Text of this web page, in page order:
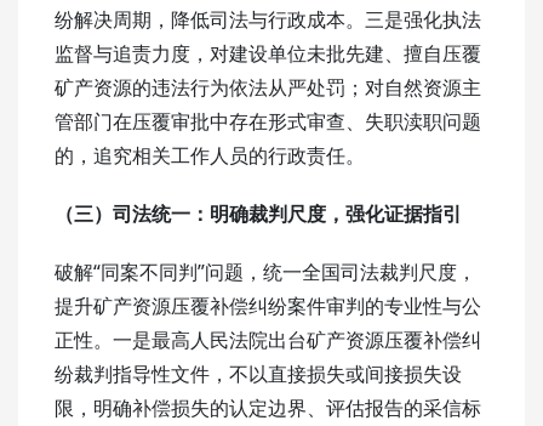
纷解决周期，降低司法与行政成本。三是强化执法
监督与追责力度，对建设单位未批先建、擅自压覆
矿产资源的违法行为依法从严处罚；对自然资源主
管部门在压覆审批中存在形式审查、失职渎职问题
的，追究相关工作人员的行政责任。
（三）司法统一： 明确裁判尺度，强化证据指引
破解“同案不同判”问题，统一全国司法裁判尺度，
提升矿产资源压覆补偿纠纷案件审判的专业性与公
正性。一是最高人民法院出台矿产资源压覆补偿纠
纷裁判指导性文件，不以直接损失或间接损失设
限，明确补偿损失的认定边界、评估报告的采信标